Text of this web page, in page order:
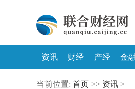
资讯 财经 产经 金
当前位置: 首页 >> 资讯 >